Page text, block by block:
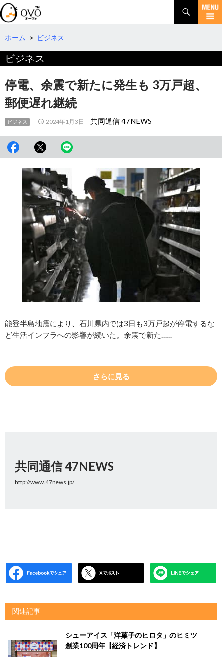
検
索
コ
テ
へ
ホーム > ビジネス
ビジネス
停電、余震で新たに発生も 3万戸超、
郵便遅れ継続
ビジネス 2024年1月3日 共同通信 47NEWS
能登半島地震により、石川県内では3日も3万戸超が停電するな
ど生活インフラへの影響が続いた。余震で新た……
さらに見る
共同通信 47NEWS
http://www.47news.jp/
関連記事
シューアイス「洋菓子のヒロタ」のヒミツ
創業100周年【経済トレンド】